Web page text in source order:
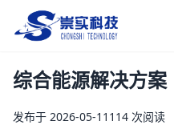
崇实科技
综合能源解决方案
发布于 2026-05-11 114 次阅读